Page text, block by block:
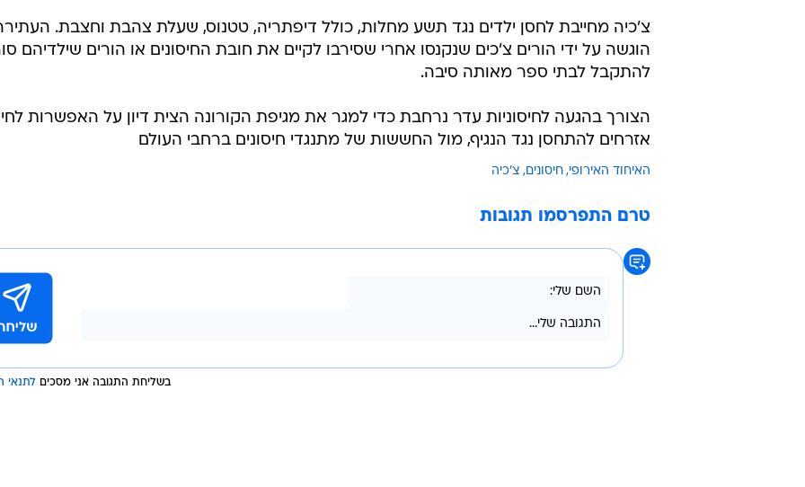
צ'כיה מחייבת לחסן ילדים נגד תשע מחלות, כולל דיפתריה, טטנוס, שעלת צהבת וחצבת.
הוגשה על ידי הורים צ'כים שנקנסו אחרי שסירבו לקיים את חובת החיסונים או הורים שילדיהם
להתקבל לבתי ספר מאותה סיבה.
הצורך בהגעה לחיסוניות עדר נרחבת כדי למגר את מגיפת הקורונה הצית דיון על האפשרות
אזרחים להתחסן נגד הנגיף, מול החששות של מתנגדי חיסונים ברחבי העולם
האיחוד האירופי חיסונים צ'כיה
טרם התפרסמו תגובות
בשליחת התגובה אני מסכים לתנאי